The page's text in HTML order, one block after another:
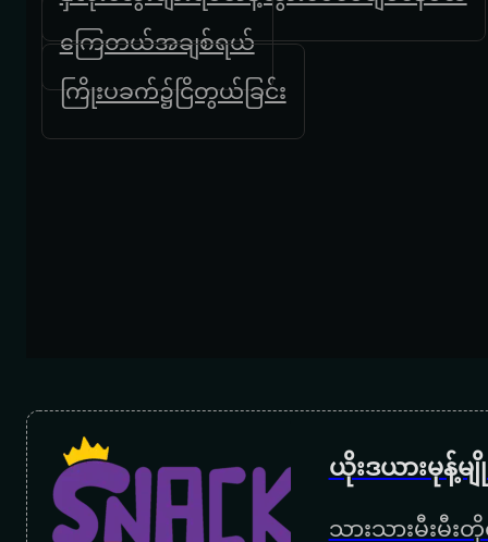
ကြေတယ်အချစ်ရယ်
ကြိုးပခက်၌ငြိတွယ်ခြင်း
ယိုးဒယားမုန့်
သားသားမီးမီး